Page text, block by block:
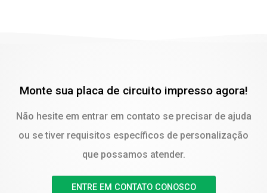
Monte sua placa de circuito impresso agora!
Não hesite em entrar em contato se precisar de ajuda
ou se tiver requisitos específicos de personalização
que possamos atender.
ENTRE EM CONTATO CONOSCO